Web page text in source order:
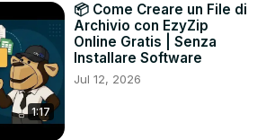
1:17
📦 Come Creare un File di
Archivio con EzyZip
Online Gratis | Senza
Installare Software
Jul 12, 2026